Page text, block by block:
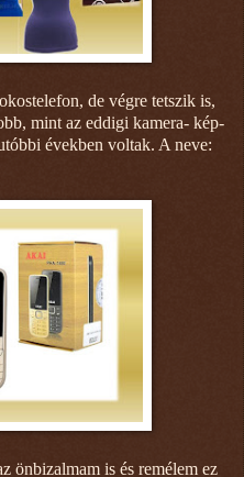
de végre tetszik is,
mint az eddigi kamera- kép-
években voltak. A neve:
önbizalmam is és remélem ez